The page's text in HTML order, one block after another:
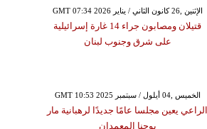
GMT 07:34 2026 الإثنين ,26 كانون الثاني / يناير
قتيلان ومصابون جراء 14 غارة إسرائيلية
على شرق وجنوب لبنان
GMT 10:53 2025 الخميس ,04 أيلول / سبتمبر
الراعي يعين مجلسا عامًا جديدًا لرهبانية مار
يوحنا المعمدان